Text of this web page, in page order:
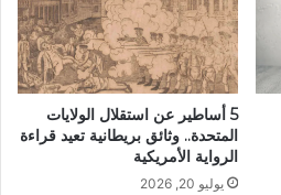
5 أساطير عن استقلال الولايات
المتحدة.. وثائق بريطانية تعيد قراءة
الرواية الأمريكية
يوليو 20, 2026